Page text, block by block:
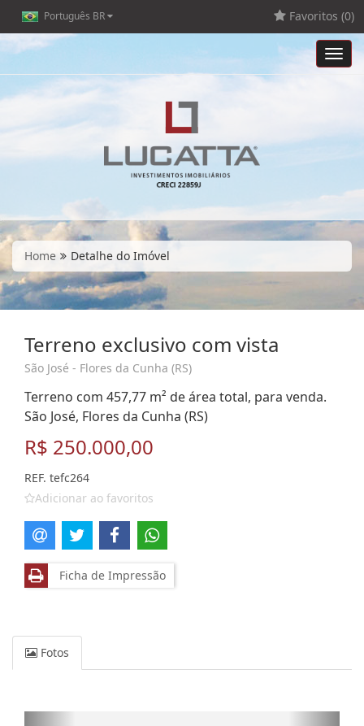
Português BR Favoritos (0)
Home Detalhe do Imóvel
Terreno exclusivo com vista
São José - Flores da Cunha (RS)
Terreno com 457,77 m² de área total, para venda.
São José, Flores da Cunha (RS)
R$ 250.000,00
REF. tefc264
Adicionar ao favoritos
Ficha de Impressão
Fotos